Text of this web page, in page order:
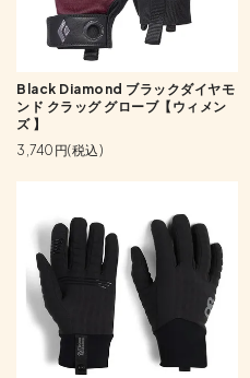
Black Diamond ブラックダイヤモ
ンド クラッグ グローブ【ウィメン
ズ 】
3,740円(税込)